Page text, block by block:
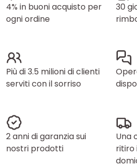
4% in buoni acquisto per
ogni ordine
30
Più di 3.5 milioni di clienti
serviti con il sorriso
2 anni di garanzia sui
nostri prodotti
Una
ritiro